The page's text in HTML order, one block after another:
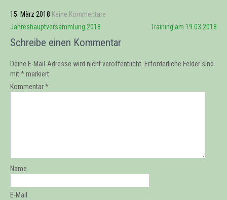
15. März 2018 Keine Kommentare
Beitrags-
Navigation
Jahreshauptversammlung 2018 Training am 19.03.2018
Schreibe einen Kommentar
Deine E-Mail-Adresse wird nicht veröffentlicht. Erforderliche Felder sind
mit*markiert
Kommentar*
Name
E-Mail